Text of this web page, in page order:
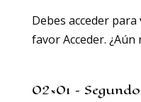
Debes acceder
favor Acceder.
02×01 –